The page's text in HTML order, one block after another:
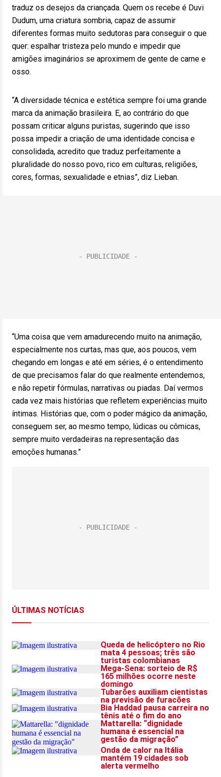
traduz os desejos da criançada. Quem os recebe é Duvi
Dudum, uma criatura sombria, capaz de assumir
diferentes formas muito sedutoras para conseguir o que
quer: espalhar tristeza pelo mundo e impedir que
amigões imaginários se aproximem de gente de carne e
osso.
“A diversidade técnica e estética sempre foi uma grande
marca da animação brasileira. E, ao contrário do que
possam criticar alguns puristas, sugerindo que isso
possa impedir a criação de uma identidade concisa e
consolidada, acredito que traduz perfeitamente a
pluralidade do nosso povo, rico em culturas, religiões,
cores, formas, sexualidade e etnias”, diz Lieban.
“Uma coisa que vem amadurecendo muito na animação,
especialmente nos curtas, mas que, aos poucos, vem
chegando em longas e até em séries, é o entendimento
de que precisamos falar do que realmente entendemos,
e não repetir fórmulas, narrativas ou piadas. Daí vermos
cada vez mais histórias que refletem experiências muito
íntimas. Histórias que, com o poder mágico da animação,
conseguem ser, ao mesmo tempo, lúdicas ou cômicas,
sempre muito verdadeiras na representação das
emoções humanas.”